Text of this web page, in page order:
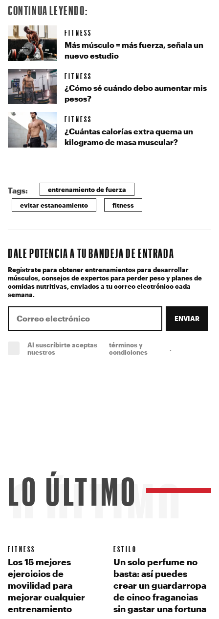
CONTINUA LEYENDO:
FITNESS
Más músculo = más fuerza, señala un
nuevo estudio
FITNESS
¿Cómo sé cuándo debo aumentar mis
pesos?
FITNESS
¿Cuántas calorías extra quema un
kilogramo de masa muscular?
Tags: entrenamiento de fuerza
evitar estancamiento fitness
DALE POTENCIA A TU BANDEJA DE ENTRADA
Regístrate para obtener entrenamientos para desarrollar
músculos, consejos de expertos para perder peso y planes de
comidas nutritivas, enviados a tu correo electrónico cada
semana.
ENVIAR
Al suscríbirte aceptas
nuestros
términos y
condiciones
.
ÚLTIMO
LO ÚLTIMO
FITNESS
Los 15 mejores
ejercicios de
movilidad para
mejorar cualquier
entrenamiento
ESTILO
Un solo perfume no
basta: así puedes
crear un guardarropa
de cinco fragancias
sin gastar una fortuna